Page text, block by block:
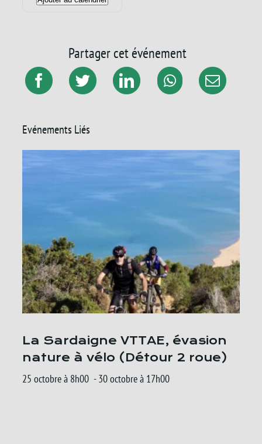
Partager cet événement
Evénements Liés
La Sardaigne VTTAE, évasion
nature à vélo (Détour 2 roue)
25 octobre à 8h00 -30 octobre à 17h00